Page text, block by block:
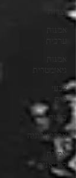
נצרות
צבעי
מים
בובות
ארכיאולוגיה
אמנות
קוריאנית